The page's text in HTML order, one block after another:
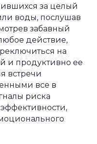
за целый
воды, послушав
забавный
действие,
на
и продуктивно ее
встречи
все в
риска